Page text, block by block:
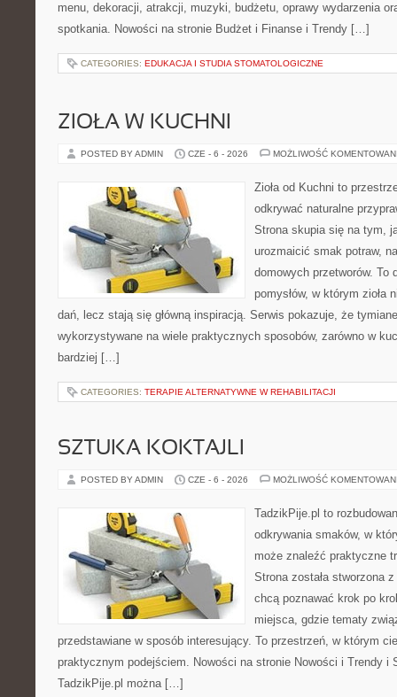
menu, dekoracji, atrakcji, muzyki, budżetu, oprawy wydarzenia
spotkania. Nowości na stronie Budżet i Finanse i Trendy […]
CATEGORIES: EDUKACJA I STUDIA STOMATOLOGICZNE
ZIOŁA W KUCHNI
POSTED BY ADMIN CZE - 6 - 2026 MOŻLIWOŚĆ
Zioła od Kuchni to
odkrywać naturalne
Strona skupia się na tym,
urozmaicić smak potraw,
domowych przetworów. To
pomysłów, w którym zioła
dań, lecz stają się główną inspiracją. Serwis pokazuje, że
wykorzystywane na wiele praktycznych sposobów, zarówno w
bardziej […]
CATEGORIES: TERAPIE ALTERNATYWNE W REHABILITACJI
SZTUKA KOKTAJLI
POSTED BY ADMIN CZE - 6 - 2026 MOŻLIWOŚĆ
TadzikPije.pl to
odkrywania smaków, w
może znaleźć praktyczne
Strona została stworzona
chcą poznawać krok po
miejsca, gdzie tematy
przedstawiane w sposób interesujący. To przestrzeń, w którym
praktycznym podejściem. Nowości na stronie Nowości i Trendy i
TadzikPije.pl można […]